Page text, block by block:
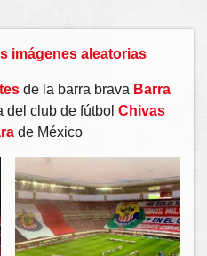
imágenes aleatorias
de la barra brava Barra
del club de fútbol Chivas
de México